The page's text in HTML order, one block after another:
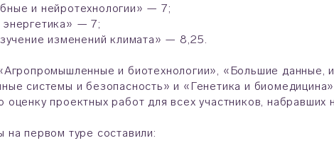
и нейротехнологии» — 7;
— 7;
изменений климата» — 8,25.
и биотехнологии», «Большие данные,
системы и безопасность» и «Генетика и
оценку проектных работ для всех участников,
на первом туре составили: